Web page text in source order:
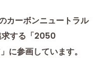
カーボンニュートラル
求する「2050
に参画しています。